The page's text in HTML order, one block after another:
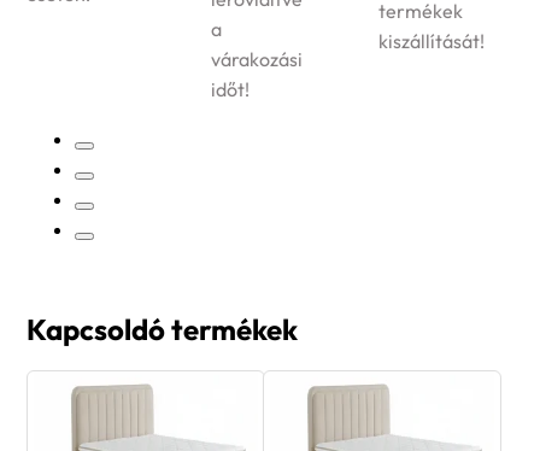
termékek
kiszállítását!
Kapcsoldó termékek